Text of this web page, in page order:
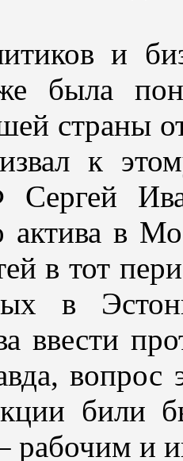
и
была
страны
к
актива в
в тот
в
ввести
вопрос
били
рабочим и